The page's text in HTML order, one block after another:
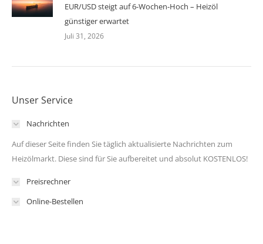
EUR/USD steigt auf 6-Wochen-Hoch – Heizöl
günstiger erwartet
Juli 31, 2026
Unser Service
Nachrichten
Auf dieser Seite finden Sie täglich aktualisierte Nachrichten zum
Heizölmarkt. Diese sind für Sie aufbereitet und absolut KOSTENLOS!
Preisrechner
Online-Bestellen